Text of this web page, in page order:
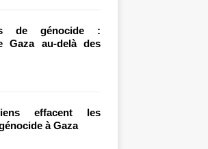
de génocide :
Gaza au-delà des
effacent les
à Gaza